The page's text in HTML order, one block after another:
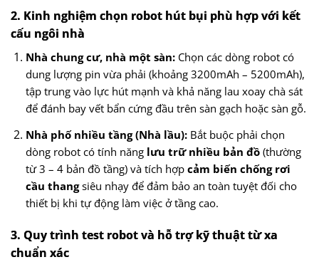
2. Kinh nghiệm chọn robot hút bụi phù hợp với kết
cấu ngôi nhà
Nhà chung cư, nhà một sàn:Chọn các dòng robot có
dung lượng pin vừa phải (khoảng 3200mAh – 5200mAh),
tập trung vào lực hút mạnh và khả năng lau xoay chà sát
để đánh bay vết bẩn cứng đầu trên sàn gạch hoặc sàn gỗ.
Nhà phố nhiều tầng (Nhà lầu):Bắt buộc phải chọn
dòng robot có tính năng lưu trữ nhiều bản đồ(thường
từ 3 – 4 bản đồ tầng) và tích hợp cảm biến chống rơi
cầu thangsiêu nhạy để đảm bảo an toàn tuyệt đối cho
thiết bị khi tự động làm việc ở tầng cao.
3. Quy trình test robot và hỗ trợ kỹ thuật từ xa
chuẩn xác